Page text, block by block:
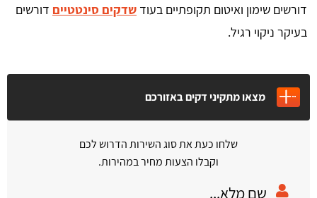
דורשים שימון ואיטום תקופתיים בעוד שדקים סינטטיים דורשים
בעיקר ניקוי רגיל.
מצאו מתקיני דקים באזורכם
שלחו כעת את סוג השירות הדרוש לכם
וקבלו הצעות מחיר במהירות.